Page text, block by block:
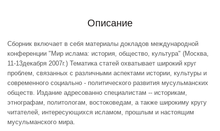
Описание
Сборник включает в себя материалы докладов международной
конференции "Мир ислама: история, общество, культура" (Москва,
11-13декабря 2007г.) Тематика статей охватывает широкий круг
проблем, связанных с различными аспектами истории, культуры и
современного социально - политического развития мусульманских
обществ. Издание адресованно специалистам -- историкам,
этнографам, политологам, востоковедам, а также широкиму кругу
читателей, интересующихся исламом, прошлым и настоящим
мусульманского мира.